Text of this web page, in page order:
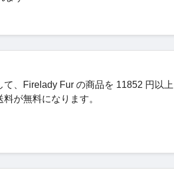
て、Firelady Fur の商品を 11852 円以上
が無料になります。